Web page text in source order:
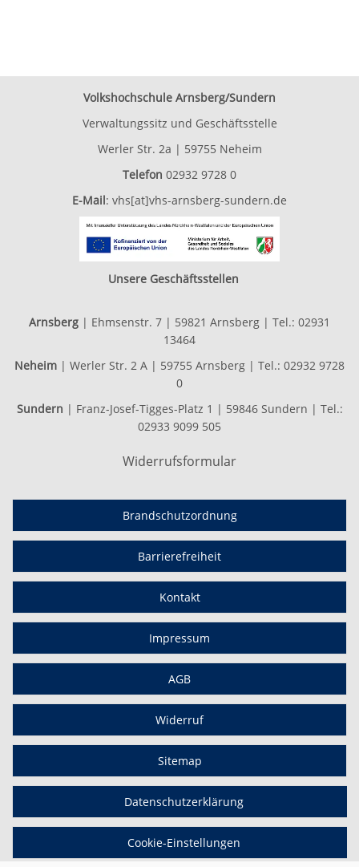
Volkshochschule Arnsberg/Sundern
Verwaltungssitz und Geschäftsstelle
Werler Str. 2a | 59755 Neheim
Telefon 02932 9728 0
E-Mail: vhs[at]vhs-arnsberg-sundern.de
Unsere Geschäftsstellen
Arnsberg | Ehmsenstr. 7 | 59821 Arnsberg | Tel.: 02931
13464
Neheim | Werler Str. 2 A | 59755 Arnsberg | Tel.: 02932 9728
0
Sundern | Franz-Josef-Tigges-Platz 1 | 59846 Sundern | Tel.:
02933 9099 505
Widerrufsformular
Brandschutzordnung
Barrierefreiheit
Kontakt
Impressum
AGB
Widerruf
Sitemap
Datenschutzerklärung
Cookie-Einstellungen